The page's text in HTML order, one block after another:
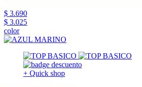
$ 3.690
$ 3.025
color
+ Quick shop